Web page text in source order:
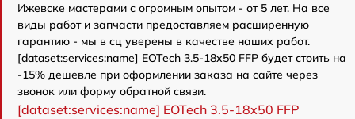
Ижевске мастерами с огромным опытом - от 5 лет. На все
виды работ и запчасти предоставляем расширенную
гарантию - мы в сц уверены в качестве наших работ.
[dataset:services:name] EOTech 3.5-18x50 FFP будет стоить на
-15% дешевле при оформлении заказа на сайте через
звонок или форму обратной связи.
[dataset:services:name] EOTech 3.5-18x50 FFP